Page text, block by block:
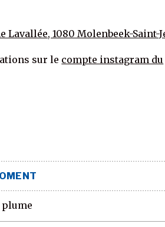
Lavallée, 1080 Molenbeek-Saint-
sur le compte instagram du
plume